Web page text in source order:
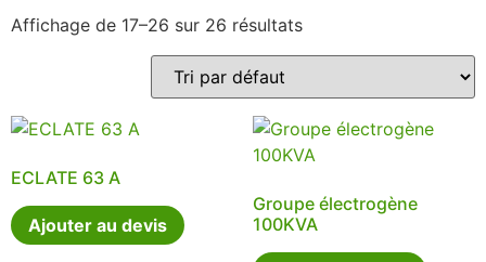
Affichage de 17–26 sur 26 résultats
ECLATE 63 A
Ajouter au devis
Groupe électrogène
100KVA